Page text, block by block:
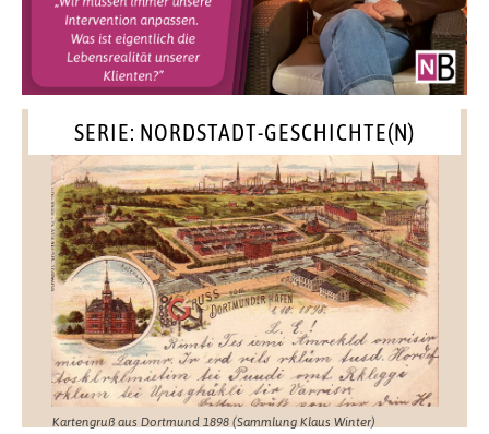
SERIE: NORDSTADT-GESCHICHTE(N)
Kartengruß aus Dortmund 1898 (Sammlung Klaus Winter)